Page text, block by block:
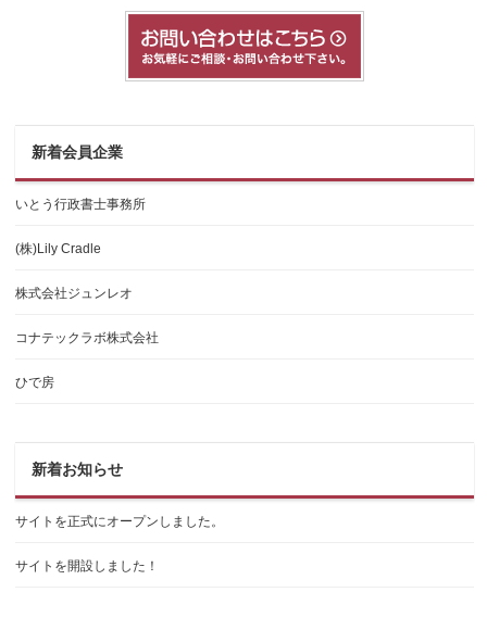
新着会員企業
いとう行政書士事務所
(株)Lily Cradle
株式会社ジュンレオ
コナテックラボ株式会社
ひで房
新着お知らせ
サイトを正式にオープンしました。
サイトを開設しました！